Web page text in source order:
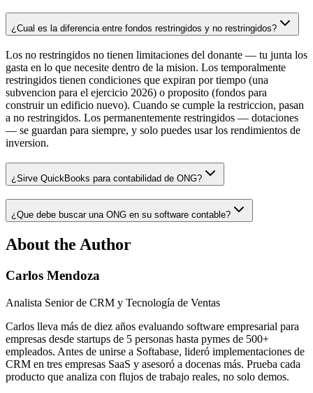
¿Cual es la diferencia entre fondos restringidos y no restringidos?
Los no restringidos no tienen limitaciones del donante — tu junta los
gasta en lo que necesite dentro de la mision. Los temporalmente
restringidos tienen condiciones que expiran por tiempo (una
subvencion para el ejercicio 2026) o proposito (fondos para
construir un edificio nuevo). Cuando se cumple la restriccion, pasan
a no restringidos. Los permanentemente restringidos — dotaciones
— se guardan para siempre, y solo puedes usar los rendimientos de
inversion.
¿Sirve QuickBooks para contabilidad de ONG?
¿Que debe buscar una ONG en su software contable?
About the Author
Carlos Mendoza
Analista Senior de CRM y Tecnología de Ventas
Carlos lleva más de diez años evaluando software empresarial para
empresas desde startups de 5 personas hasta pymes de 500+
empleados. Antes de unirse a Softabase, lideró implementaciones de
CRM en tres empresas SaaS y asesoró a docenas más. Prueba cada
producto que analiza con flujos de trabajo reales, no solo demos.